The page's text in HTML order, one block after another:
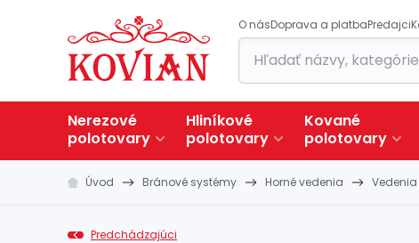
O násDoprava a platbaPredajci
Nerezové
polotovary
Hliníkové
polotovary
Kované
polotovary
Úvod Bránové systémy Horné vedenia Vedenia
Predchádzajúci